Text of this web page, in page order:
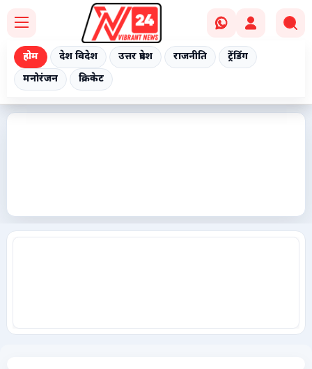
होम देश विदेश उत्तर प्रदेश राजनीति
ट्रेंडिंग
मनोरंजन
क्रिकेट
ट्रेंडिंग